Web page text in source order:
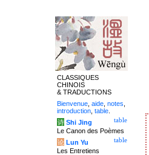
CLASSIQUES
CHINOIS
& TRADUCTIONS
Bienvenue aide notes
introduction table
table
诗 Shi Jing
Le Canon des Poèmes
table
论 Lun Yu
Les Entretiens